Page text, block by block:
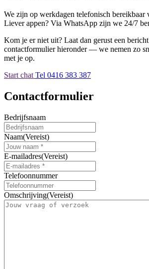
We zijn op werkdagen telefonisch bereikbaar
Liever appen? Via WhatsApp zijn we 24/7
Kom je er niet uit? Laat dan gerust een
contactformulier hieronder — we nemen zo
met je op.
Start chat Tel 0416 383 387
Contactformulier
Bedrijfsnaam
Naam(Vereist)
E-mailadres(Vereist)
Telefoonnummer
Omschrijving(Vereist)